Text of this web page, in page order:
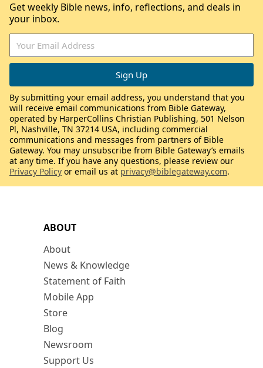
ABOUT
About
News & Knowledge
Statement of Faith
Mobile App
Store
Blog
Newsroom
Support Us
Get weekly Bible news, info, reflections, and deals in
your inbox.
By submitting your email address, you understand that you
will receive email communications from Bible Gateway,
operated by HarperCollins Christian Publishing, 501 Nelson
Pl, Nashville, TN 37214 USA, including commercial
communications and messages from partners of Bible
Gateway. You may unsubscribe from Bible Gateway’s emails
at any time. If you have any questions, please review our
Privacy Policy or email us at privacy@biblegateway.com.